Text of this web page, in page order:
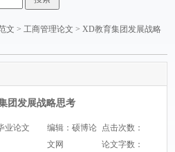
文 > 工商管理论文 > XD教育集团发展战略
团发展战略思考
业论文
编辑：硕博论
文网
点击次数：
论文字数：